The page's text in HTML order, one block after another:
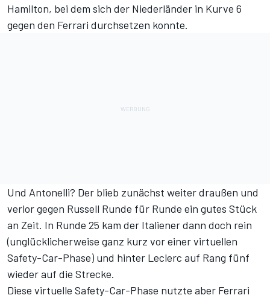
Hamilton, bei dem sich der Niederländer in Kurve 6
gegen den Ferrari durchsetzen konnte.
Und Antonelli? Der blieb zunächst weiter draußen und
verlor gegen Russell Runde für Runde ein gutes Stück
an Zeit. In Runde 25 kam der Italiener dann doch rein
(unglücklicherweise ganz kurz vor einer virtuellen
Safety-Car-Phase) und hinter Leclerc auf Rang fünf
wieder auf die Strecke.
Diese virtuelle Safety-Car-Phase nutzte aber Ferrari